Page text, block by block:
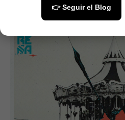
👉 Seguir el Blog